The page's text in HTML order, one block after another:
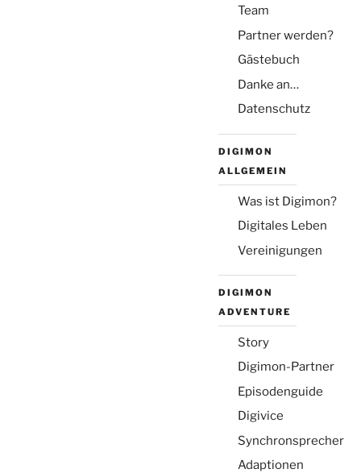
Team
Partner werden?
Gästebuch
Danke an…
Datenschutz
DIGIMON
ALLGEMEIN
Was ist Digimon?
Digitales Leben
Vereinigungen
DIGIMON
ADVENTURE
Story
Digimon-Partner
Episodenguide
Digivice
Synchronsprecher
Adaptionen